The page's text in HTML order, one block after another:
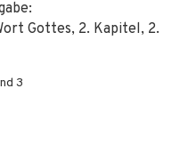
Gottes, 2. Kapitel, 2.
3